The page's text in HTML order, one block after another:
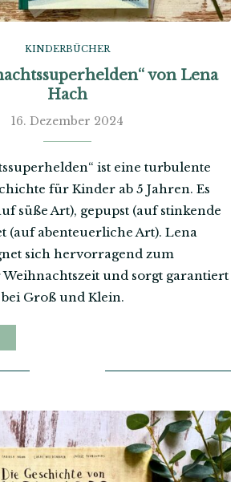
KINDERBÜCHER
von Lena
Hach
16. Dezember 2024
ist eine turbulente
für Kinder ab 5 Jahren. Es
süße Art), gepupst (auf stinkende
(auf abenteuerliche Art). Lena
sich hervorragend zum
und sorgt garantiert
Groß und Klein.